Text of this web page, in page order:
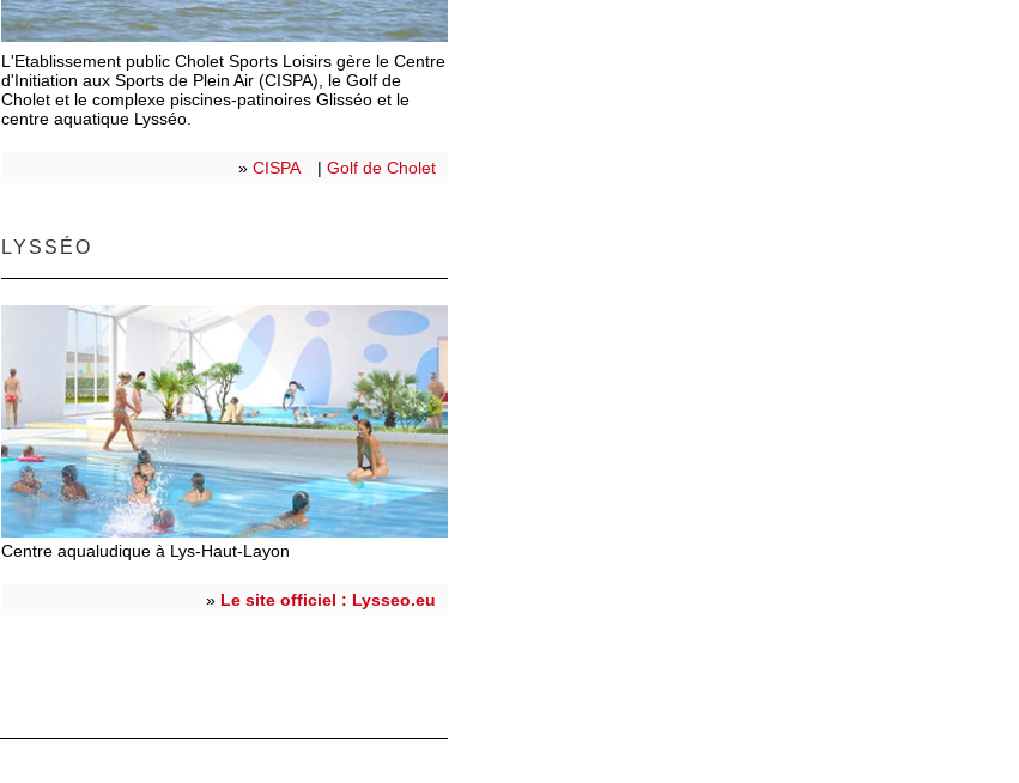
L'Etablissement public Cholet Sports Loisirs gère le Centre
d'Initiation aux Sports de Plein Air (CISPA), le Golf de
Cholet et le complexe piscines-patinoires Glisséo et le
centre aquatique Lysséo.
»CISPA |Golf de Cholet
LYSSÉO
Centre aqualudique à Lys-Haut-Layon
» Le site officiel : Lysseo.eu